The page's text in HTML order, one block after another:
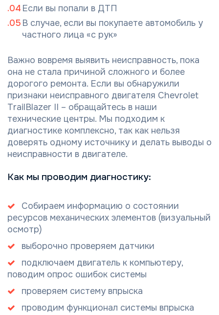
Если вы попали в ДТП
В случае, если вы покупаете автомобиль у
частного лица «с рук»
Важно вовремя выявить неисправность, пока
она не стала причиной сложного и более
дорогого ремонта. Если вы обнаружили
признаки неисправного двигателя Chevrolet
TrailBlazer II – обращайтесь в наши
технические центры. Мы подходим к
диагностике комплексно, так как нельзя
доверять одному источнику и делать выводы о
неисправности в двигателе.
Как мы проводим диагностику:
Собираем информацию о состоянии
ресурсов механических элементов (визуальный
осмотр)
выборочно проверяем датчики
подключаем двигатель к компьютеру,
поводим опрос ошибок системы
проверяем систему впрыска
проводим функционал системы впрыска